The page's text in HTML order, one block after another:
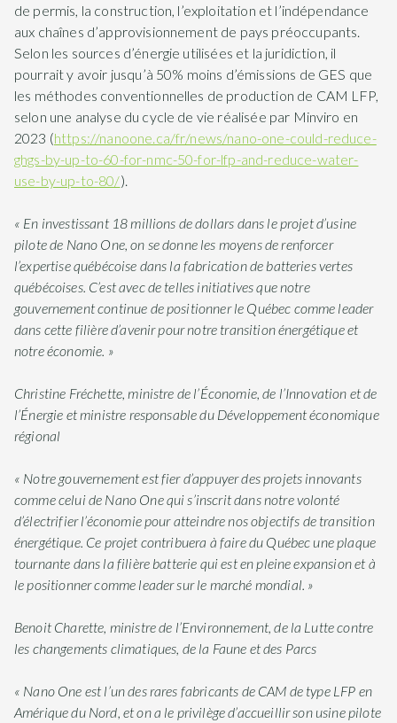
de permis, la construction, l’exploitation et l’indépendance
aux chaînes d’approvisionnement de pays préoccupants.
Selon les sources d’énergie utilisées et la juridiction, il
pourrait y avoir jusqu’à 50% moins d’émissions de GES que
les méthodes conventionnelles de production de CAM LFP,
selon une analyse du cycle de vie réalisée par Minviro en
2023 (https://nanoone.ca/fr/news/nano-one-could-reduce-
ghgs-by-up-to-60-for-nmc-50-for-lfp-and-reduce-water-
use-by-up-to-80/).
« En investissant 18 millions de dollars dans le projet d’usine
pilote de Nano One, on se donne les moyens de renforcer
l’expertise québécoise dans la fabrication de batteries vertes
québécoises. C’est avec de telles initiatives que notre
gouvernement continue de positionner le Québec comme leader
dans cette filière d’avenir pour notre transition énergétique et
notre économie. »
Christine Fréchette, ministre de l’Économie, de l’Innovation et de
l’Énergie et ministre responsable du Développement économique
régional
« Notre gouvernement est fier d’appuyer des projets innovants
comme celui de Nano One qui s’inscrit dans notre volonté
d’électrifier l’économie pour atteindre nos objectifs de transition
énergétique. Ce projet contribuera à faire du Québec une plaque
tournante dans la filière batterie qui est en pleine expansion et à
le positionner comme leader sur le marché mondial. »
Benoit Charette, ministre de l’Environnement, de la Lutte contre
les changements climatiques, de la Faune et des Parcs
« Nano One est l’un des rares fabricants de CAM de type LFP en
Amérique du Nord, et on a le privilège d’accueillir son usine pilote